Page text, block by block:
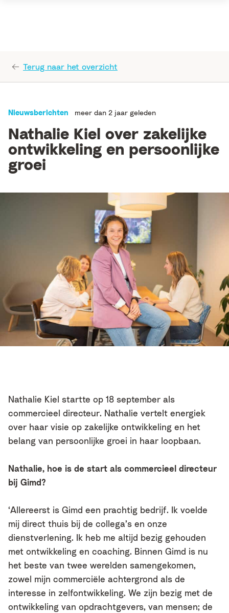
Terug naar het overzicht
Nieuwsberichten meer dan 2 jaar geleden
Nathalie Kiel over zakelijke
ontwikkeling en persoonlijke
groei
Nathalie Kiel startte op 18 september als
commercieel directeur. Nathalie vertelt energiek
over haar visie op zakelijke ontwikkeling en het
belang van persoonlijke groei in haar loopbaan.
Nathalie, hoe is de start als commercieel directeur
bij Gimd?
‘Allereerst is Gimd een prachtig bedrijf. Ik voelde
mij direct thuis bij de collega’s en onze
dienstverlening. Ik heb me altijd bezig gehouden
met ontwikkeling en coaching. Binnen Gimd is nu
het beste van twee werelden samengekomen,
zowel mijn commerciële achtergrond als de
interesse in zelfontwikkeling. We zijn bezig met de
ontwikkeling van opdrachtgevers, van mensen; de